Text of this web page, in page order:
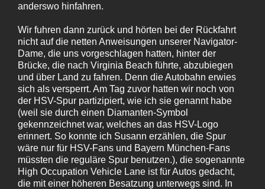
anderswo hinfahren.
Wir fuhren dann zurück und hörten bei der Rückfahrt
nicht auf die netten Anweisungen unserer Navigator-
Dame, die uns vorgeschlagen hatten, hinter der
Brücke, die nach Virginia Beach führte, abzubiegen
und über Land zu fahren. Denn die Autobahn erwies
sich als versperrt. Am Tag zuvor hatten wir noch von
der HSV-Spur partizipiert, wie ich sie genannt habe
(weil sie durch einen Diamanten-Symbol
gekennzeichnet war, welches an das HSV-Logo
erinnert. So konnte ich Susann erzählen, die Spur
wäre nur für HSV-Fans und Bayern München-Fans
müssten die reguläre Spur benutzen.), die sogenannte
High Occupation Vehicle Lane ist für Autos gedacht,
die mit einer höheren Besatzung unterwegs sind. In